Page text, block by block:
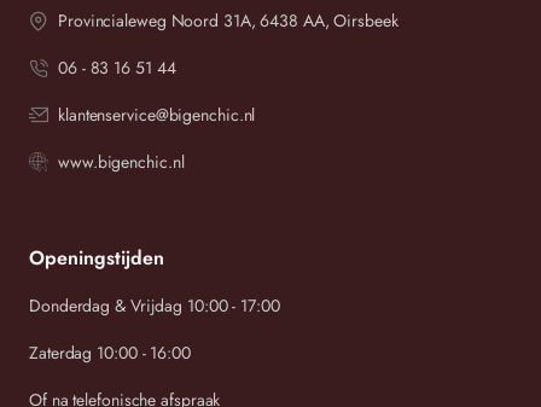
Provincialeweg Noord 31A, 6438 AA, Oirsbeek
06 - 83 16 51 44
klantenservice@bigenchic.nl
www.bigenchic.nl
Openingstijden
Donderdag & Vrijdag 10:00 - 17:00
Zaterdag 10:00 - 16:00
Of na telefonische afspraak